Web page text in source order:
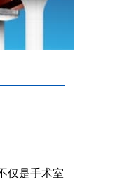
仅是手术室